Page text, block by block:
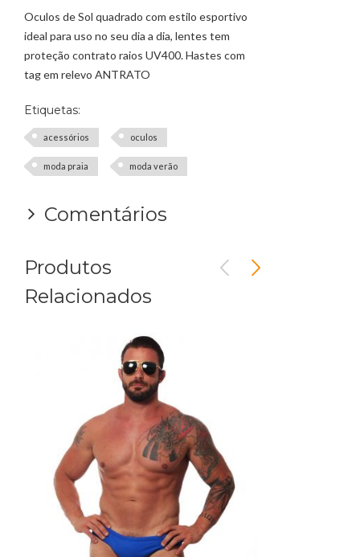
Oculos de Sol quadrado com estilo esportivo
ideal para uso no seu dia a dia, lentes tem
proteção contrato raios UV400. Hastes com
tag em relevo ANTRATO
Etiquetas:
acessórios oculos
moda praia moda verão
Comentários
Produtos
Relacionados